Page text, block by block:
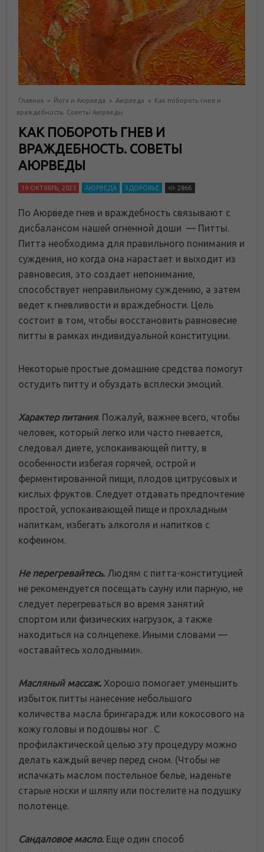
Главная » Йога и Аюрведа » Аюрведа » Как побороть гнев и
враждебность. Советы Аюрведы
КАК ПОБОРОТЬ ГНЕВ И
ВРАЖДЕБНОСТЬ. СОВЕТЫ
АЮРВЕДЫ
19 ОКТЯБРЬ, 2023 АЮРВЕДА ЗДОРОВЬЕ 2866
По Аюрведе гнев и враждебность связывают с
дисбалансом нашей огненной доши — Питты.
Питта необходима для правильного понимания и
суждения, но когда она нарастает и выходит из
равновесия, это создает непонимание,
способствует неправильному суждению, а затем
ведет к гневливости и враждебности. Цель
состоит в том, чтобы восстановить равновесие
питты в рамках индивидуальной конституции.
Некоторые простые домашние средства помогут
остудить питту и обуздать всплески эмоций.
Характер питания. Пожалуй, важнее всего, чтобы
человек, который легко или часто гневается,
следовал диете, успокаивающей питту, в
особенности избегая горячей, острой и
ферментированной пищи, плодов цитрусовых и
кислых фруктов. Следует отдавать предпочтение
простой, успокаивающей пище и прохладным
напиткам, избегать алкоголя и напитков с
кофеином.
Нe перегревайтесь. Людям с питта-конституцией
не рекомендуется посещать сауну или парную, не
следует перегреваться во время занятий
спортом или физических нагрузок, а также
находиться на солнцепеке. Иными словами —
«оставайтесь холодными».
Масляный массаж. Хорошо помогает уменьшить
избыток питты нанесение небольшого
количества масла брингарадж или кокосового на
кожу головы и подошвы ног . С
профилактической целью эту процедуру можно
делать каждый вечер перед сном. (Чтобы не
испачкать маслом постельное белье, наденьте
старые носки и шляпу или постелите на подушку
полотенце.
Сандаловое масло. Еще один способ